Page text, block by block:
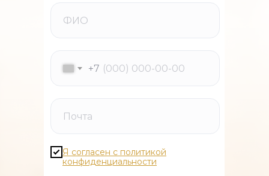
+7
Я согласен с политикой
конфиденциальности